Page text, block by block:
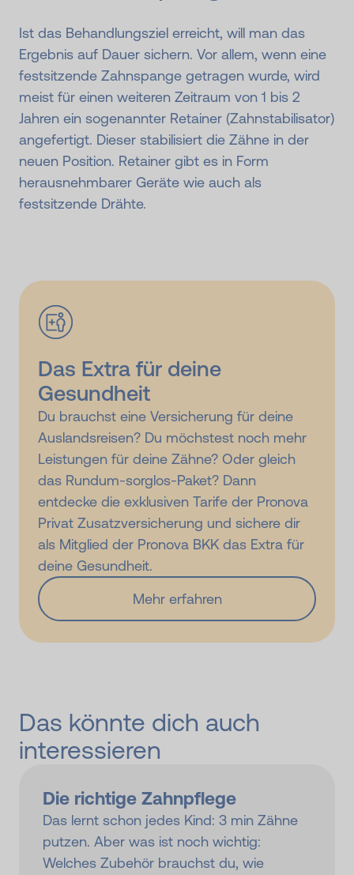
Ist das Behandlungsziel erreicht, will man das
Ergebnis auf Dauer sichern. Vor allem, wenn eine
festsitzende Zahnspange getragen wurde, wird
meist für einen weiteren Zeitraum von 1 bis 2
Jahren ein sogenannter Retainer (Zahnstabilisator)
angefertigt. Dieser stabilisiert die Zähne in der
neuen Position. Retainer gibt es in Form
herausnehmbarer Geräte wie auch als
festsitzende Drähte.
Das Extra für deine
Gesundheit
Du brauchst eine Versicherung für deine
Auslandsreisen? Du möchstest noch mehr
Leistungen für deine Zähne? Oder gleich
das Rundum-sorglos-Paket? Dann
entdecke die exklusiven Tarife der Pronova
Privat Zusatz­versicherung und sichere dir
als Mitglied der Pronova BKK das Extra für
deine Gesundheit.
Mehr erfahren
Das könnte dich auch
interessieren
Die richtige Zahnpflege
Das lernt schon jedes Kind: 3 min Zähne
putzen. Aber was ist noch wichtig:
Welches Zubehör brauchst du, wie